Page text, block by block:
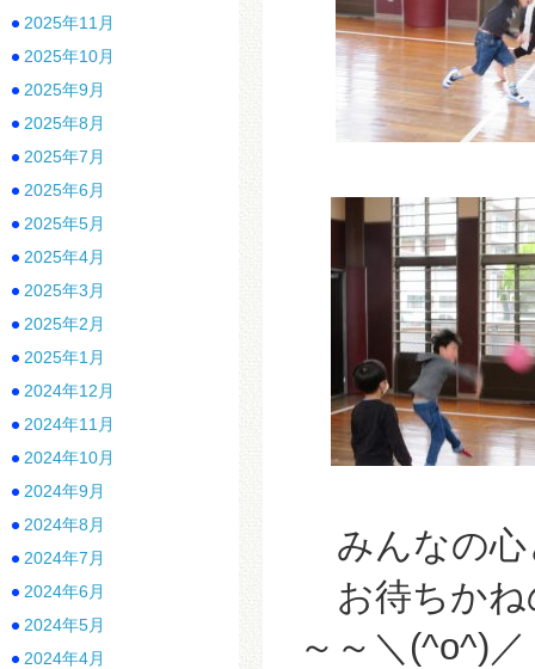
みんなの
お待ちか
～～＼(^o^)／
2025年11月
2025年10月
2025年9月
2025年8月
2025年7月
2025年6月
2025年5月
2025年4月
2025年3月
2025年2月
2025年1月
2024年12月
2024年11月
2024年10月
2024年9月
2024年8月
2024年7月
2024年6月
2024年5月
2024年4月